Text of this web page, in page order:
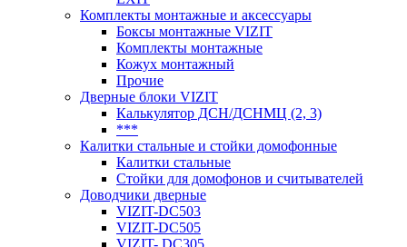
Комплекты монтажные и аксессуары
Боксы монтажные VIZIT
Комплекты монтажные
Кожух монтажный
Прочие
Дверные блоки VIZIT
Калькулятор ДСН/ДСНМЦ (2, 3)
***
Калитки стальные и стойки домофонные
Калитки стальные
Стойки для домофонов и считывателей
Доводчики дверные
VIZIT-DC503
VIZIT-DC505
VIZIT- DC305